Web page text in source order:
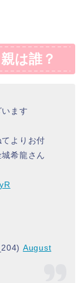
は誰？
ます
よりお付
希龍さん
August